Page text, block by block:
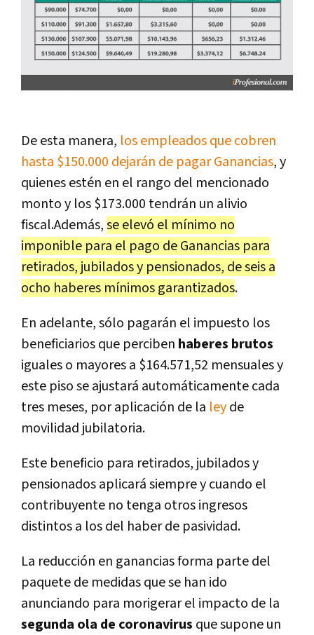
De esta manera, los empleados que cobren
hasta $150.000 dejarán de pagar Ganancias, y
quienes estén en el rango del mencionado
monto y los $173.000 tendrán un alivio
fiscal.Además,se elevó el mínimo no
imponible para el pago de Ganancias para
retirados, jubilados y pensionados, de seis a
ocho haberes mínimos garantizados.
En adelante, sólo pagarán el impuesto los
beneficiarios que perciben haberes brutos
iguales o mayores a $164.571,52 mensuales y
este piso se ajustará automáticamente cada
tres meses, por aplicación de la leyde
movilidad jubilatoria.
Este beneficio para retirados, jubilados y
pensionados aplicará siempre y cuando el
contribuyente no tenga otros ingresos
distintos a los del haber de pasividad.
La reducción en ganancias forma parte del
paquete de medidas que se han ido
anunciando para morigerar el impacto de la
segunda ola de coronavirus que supone un